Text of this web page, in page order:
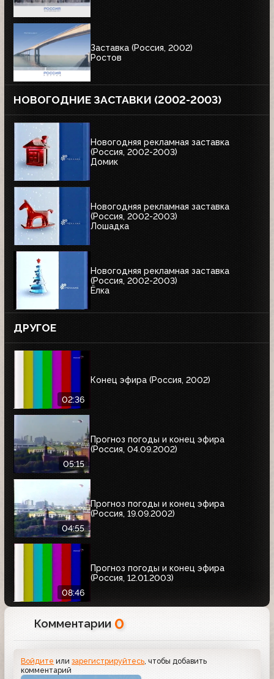
Заставка (Россия, 2002)
Ростов
НОВОГОДНИЕ ЗАСТАВКИ (2002-2003)
Новогодняя рекламная заставка
(Россия, 2002-2003)
Домик
Новогодняя рекламная заставка
(Россия, 2002-2003)
Лошадка
Новогодняя рекламная заставка
(Россия, 2002-2003)
Ёлка
ДРУГОЕ
02:36
Конец эфира (Россия, 2002)
05:15
Прогноз погоды и конец эфира
(Россия, 04.09.2002)
04:55
Прогноз погоды и конец эфира
(Россия, 19.09.2002)
08:46
Прогноз погоды и конец эфира
(Россия, 12.01.2003)
Комментарии 0
Войдите илизарегистрируйтесь, чтобы добавить
комментарий